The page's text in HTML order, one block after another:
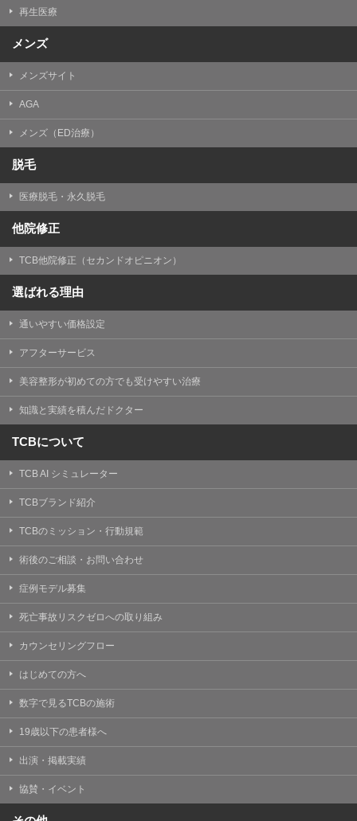
再生医療
メンズ
メンズサイト
AGA
メンズ（ED治療）
脱毛
医療脱毛・永久脱毛
他院修正
TCB他院修正（セカンドオピニオン）
選ばれる理由
通いやすい価格設定
アフターサービス
美容整形が初めての方でも受けやすい治療
知識と実績を積んだドクター
TCBについて
TCB AI シミュレーター
TCBブランド紹介
TCBのミッション・行動規範
術後のご相談・お問い合わせ
症例モデル募集
死亡事故リスクゼロへの取り組み
カウンセリングフロー
はじめての方へ
数字で見るTCBの施術
19歳以下の患者様へ
出演・掲載実績
協賛・イベント